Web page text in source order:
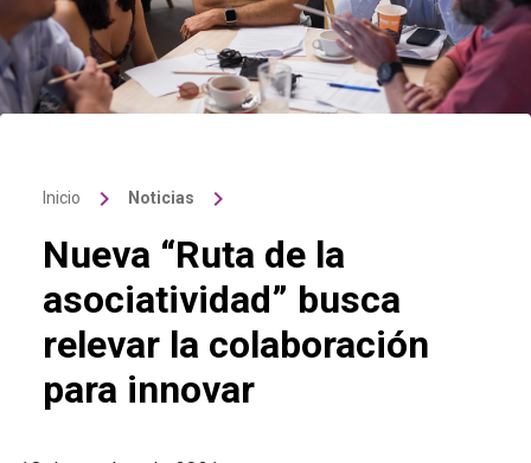
Inicio keyboard_arrow_right Noticias keyboard_arrow_right
Nueva “Ruta de la
asociatividad” busca
relevar la colaboración
para innovar